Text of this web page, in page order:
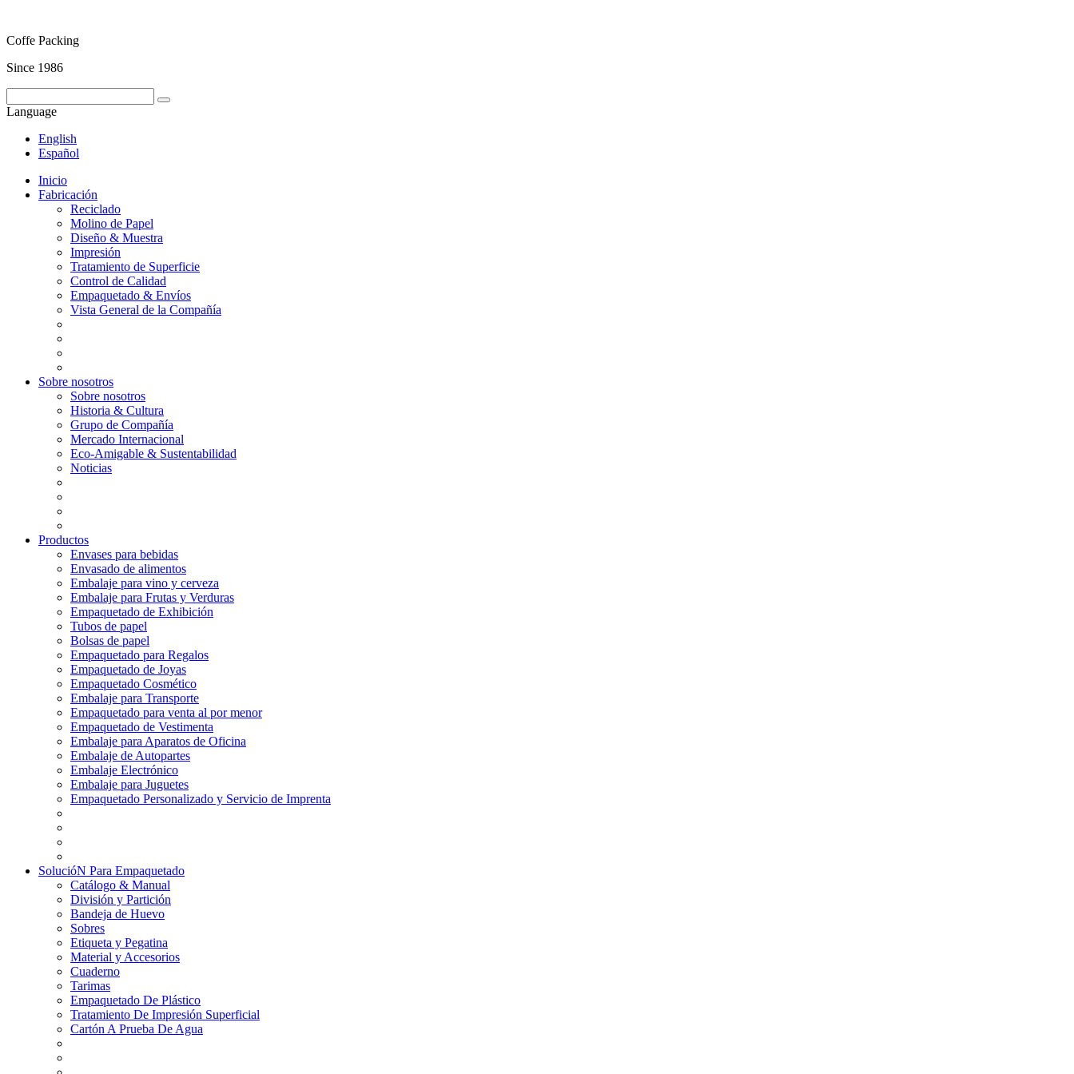
Coffe Packing
Since 1986
Language
English
Español
Inicio
Fabricación
Reciclado
Molino de Papel
Diseño & Muestra
Impresión
Tratamiento de Superficie
Control de Calidad
Empaquetado & Envíos
Vista General de la Compañía
Sobre nosotros
Sobre nosotros
Historia & Cultura
Grupo de Compañía
Mercado Internacional
Eco-Amigable & Sustentabilidad
Noticias
Productos
Envases para bebidas
Envasado de alimentos
Embalaje para vino y cerveza
Embalaje para Frutas y Verduras
Empaquetado de Exhibición
Tubos de papel
Bolsas de papel
Empaquetado para Regalos
Empaquetado de Joyas
Empaquetado Cosmético
Embalaje para Transporte
Empaquetado para venta al por menor
Empaquetado de Vestimenta
Embalaje para Aparatos de Oficina
Embalaje de Autopartes
Embalaje Electrónico
Embalaje para Juguetes
Empaquetado Personalizado y Servicio de Imprenta
SolucióN Para Empaquetado
Catálogo & Manual
División y Partición
Bandeja de Huevo
Sobres
Etiqueta y Pegatina
Material y Accesorios
Cuaderno
Tarimas
Empaquetado De Plástico
Tratamiento De Impresión Superficial
Cartón A Prueba De Agua